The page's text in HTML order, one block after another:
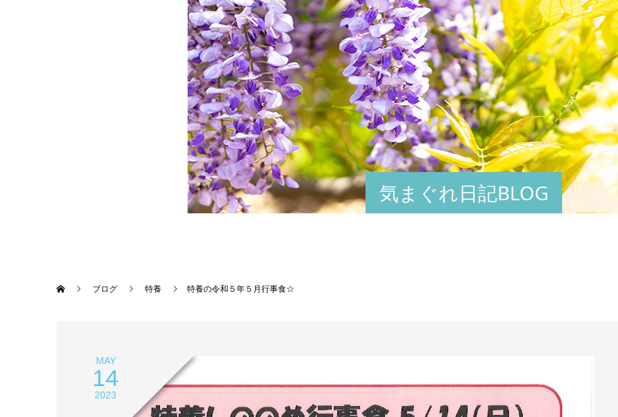
気まぐれ日記BLOG
ブログ 特養 特養の令和５年５月行事食☆
MAY
14
2023